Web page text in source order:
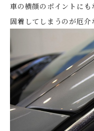
車の横顔のポイントに
固着してしまうのが厄介